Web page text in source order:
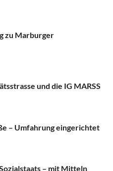
zu Marburger
und die IG MARSS
­– Umfahrung eingerichtet
– mit Mitteln